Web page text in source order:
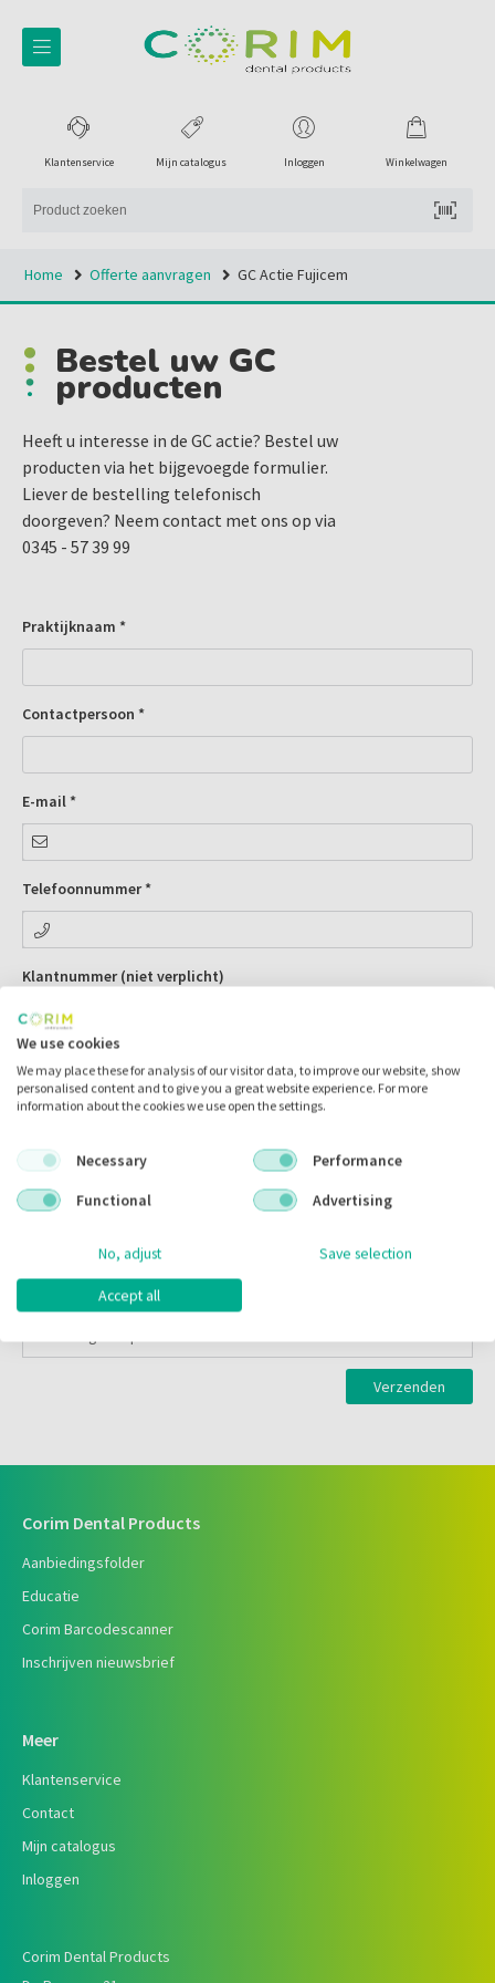
Winkelwagen
Inloggen
Mijn catalogus
Klantenservice
Home Offerte aanvragen GC Actie Fujicem
Bestel uw GC
producten
Heeft u interesse in de GC actie? Bestel uw
producten via het bijgevoegde formulier.
Liever de bestelling telefonisch
doorgeven? Neem contact met ons op via
0345 - 57 39 99
Praktijknaam *
Contactpersoon *
E-mail *
Telefoonnummer *
Klantnummer (niet verplicht)
Kies uw producten
Fujicem Evolve Automix Triple-Pack
0
Fujicem Evolve Triple Pack Handmix
Kies uw gratis product
Corim Dental Products
Aanbiedingsfolder
Educatie
Corim Barcodescanner
Inschrijven nieuwsbrief
Meer
Klantenservice
Contact
Mijn catalogus
Inloggen
Corim Dental Products
We use cookies
We may place these for analysis of our visitor data, to improve our website, show
personalised content and to give you a great website experience. For more
information about the cookies we use open the settings.
Necessary
Performance
Functional
Advertising
No, adjust Save selection
Accept all